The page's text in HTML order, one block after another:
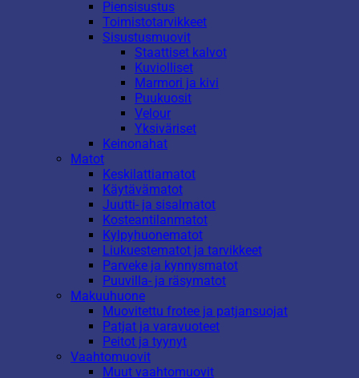
Piensisustus
Toimistotarvikkeet
Sisustusmuovit
Staattiset kalvot
Kuviolliset
Marmori ja kivi
Puukuosit
Velour
Yksiväriset
Keinonahat
Matot
Keskilattiamatot
Käytävämatot
Juutti- ja sisalmatot
Kosteantilanmatot
Kylpyhuonematot
Liukuestematot ja tarvikkeet
Parveke ja kynnysmatot
Puuvilla- ja räsymatot
Makuuhuone
Muovitettu frotee ja patjansuojat
Patjat ja varavuoteet
Peitot ja tyynyt
Vaahtomuovit
Muut vaahtomuovit